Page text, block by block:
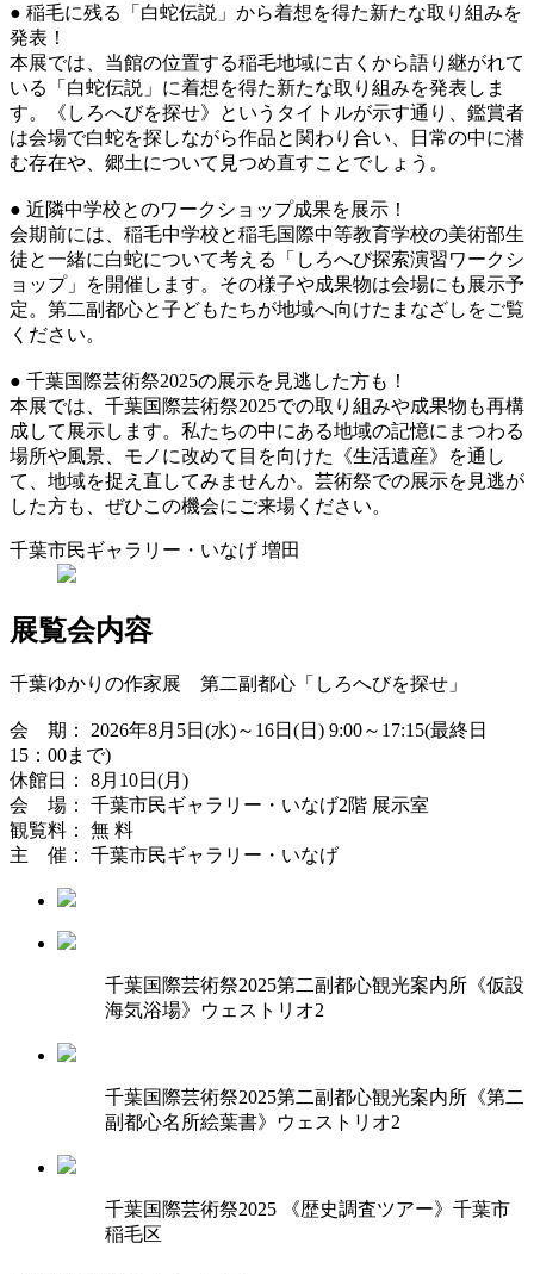
● 稲毛に残る「白蛇伝説」から着想を得た新たな取り組みを
発表！
本展では、当館の位置する稲毛地域に古くから語り継がれて
いる「白蛇伝説」に着想を得た新たな取り組みを発表しま
す。《しろへびを探せ》というタイトルが示す通り、鑑賞者
は会場で白蛇を探しながら作品と関わり合い、日常の中に潜
む存在や、郷土について見つめ直すことでしょう。
● 近隣中学校とのワークショップ成果を展示！
会期前には、稲毛中学校と稲毛国際中等教育学校の美術部生
徒と一緒に白蛇について考える「しろへび探索演習ワークシ
ョップ」を開催します。その様子や成果物は会場にも展示予
定。第二副都心と子どもたちが地域へ向けたまなざしをご覧
ください。
● 千葉国際芸術祭2025の展示を見逃した方も！
本展では、千葉国際芸術祭2025での取り組みや成果物も再構
成して展示します。私たちの中にある地域の記憶にまつわる
場所や風景、モノに改めて目を向けた《生活遺産》を通し
て、地域を捉え直してみませんか。芸術祭での展示を見逃が
した方も、ぜひこの機会にご来場ください。
千葉市民ギャラリー・いなげ 増田
展覧会内容
千葉ゆかりの作家展 第二副都心「しろへびを探せ」
会 期： 2026年8月5日(水)～16日(日) 9:00～17:15(最終日
15：00まで)
休館日： 8月10日(月)
会 場： 千葉市民ギャラリー・いなげ2階 展示室
観覧料： 無 料
主 催： 千葉市民ギャラリー・いなげ
千葉国際芸術祭2025第二副都心観光案内所《仮設
海気浴場》ウェストリオ2
千葉国際芸術祭2025第二副都心観光案内所《第二
副都心名所絵葉書》ウェストリオ2
千葉国際芸術祭2025 《歴史調査ツアー》千葉市
稲毛区